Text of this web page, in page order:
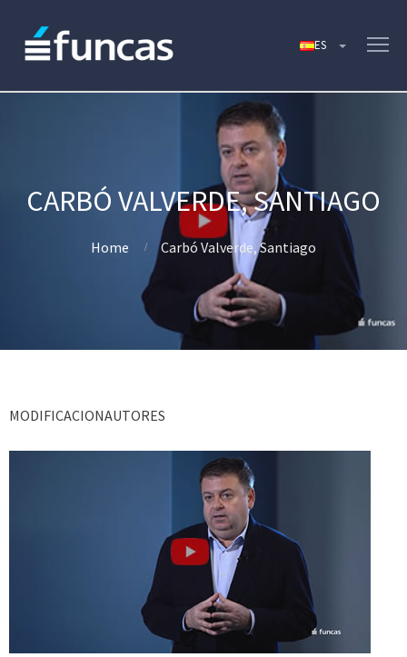
CARBÓ VALVERDE, SANTIAGO
Home Carbó Valverde, Santiago
MODIFICACIONAUTORES